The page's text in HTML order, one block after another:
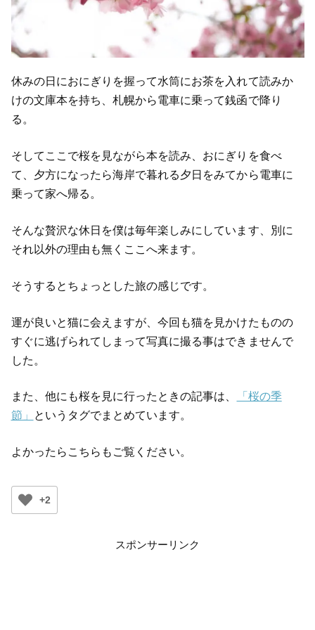
休みの日におにぎりを握って水筒にお茶を入れて読みか
けの文庫本を持ち、札幌から電車に乗って銭函で降り
る。
そしてここで桜を見ながら本を読み、おにぎりを食べ
て、夕方になったら海岸で暮れる夕日をみてから電車に
乗って家へ帰る。
そんな贅沢な休日を僕は毎年楽しみにしています、別に
それ以外の理由も無くここへ来ます。
そうするとちょっとした旅の感じです。
運が良いと猫に会えますが、今回も猫を見かけたものの
すぐに逃げられてしまって写真に撮る事はできませんで
した。
また、他にも桜を見に行ったときの記事は、
「桜の季
節」
というタグでまとめています。
よかったらこちらもご覧ください。
+2
スポンサーリンク